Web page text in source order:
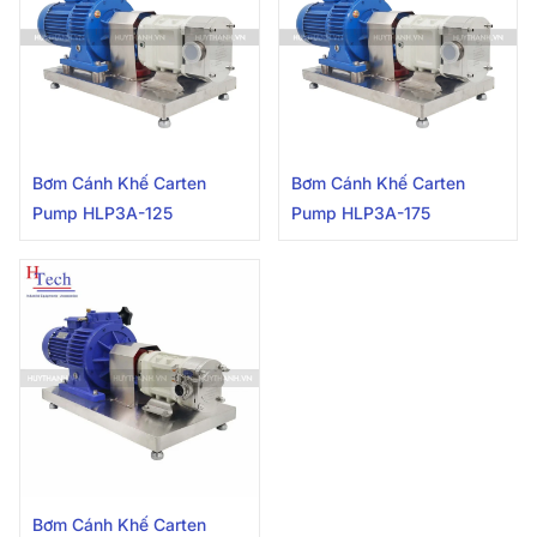
Bơm Cánh Khế Carten
Pump HLP3A-125
Bơm Cánh Khế Carten
Pump HLP3A-175
Bơm Cánh Khế Carten